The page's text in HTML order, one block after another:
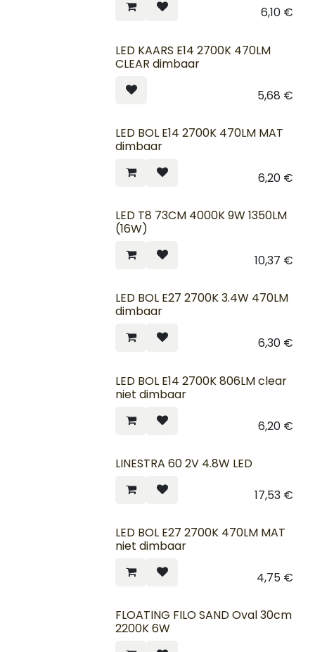
6,10€
LED KAARS E14 2700K 470LM
CLEAR dimbaar
5,68 €
LED BOL E14 2700K 470LM MAT
dimbaar
6,20€
LED T8 73CM 4000K 9W 1350LM
(16W)
10,37 €
LED BOL E27 2700K 3.4W 470LM
dimbaar
6,30€
LED BOL E14 2700K 806LM clear
niet dimbaar
6,20€
LINESTRA 60 2V 4.8W LED
17,53€
LED BOL E27 2700K 470LM MAT
niet dimbaar
4,75€
FLOATING FILO SAND Oval 30cm
2200K 6W